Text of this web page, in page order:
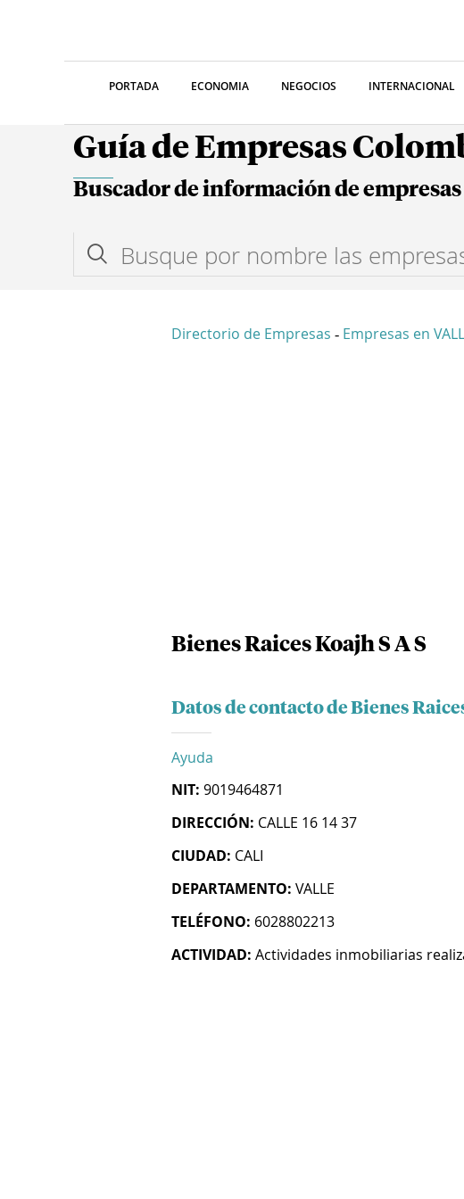
PORTADA ECONOMIA NEGOCIOS INTERNACIONAL
Guía de Empresas
Buscador de información de empresas
Directorio de Empresas - Empresas en
Bienes Raices Koajh S A S
Datos de contacto de Bienes
Ayuda
NIT: 9019464871
DIRECCIÓN: CALLE 16 14 37
CIUDAD: CALI
DEPARTAMENTO: VALLE
TELÉFONO: 6028802213
ACTIVIDAD: Actividades inmobiliarias